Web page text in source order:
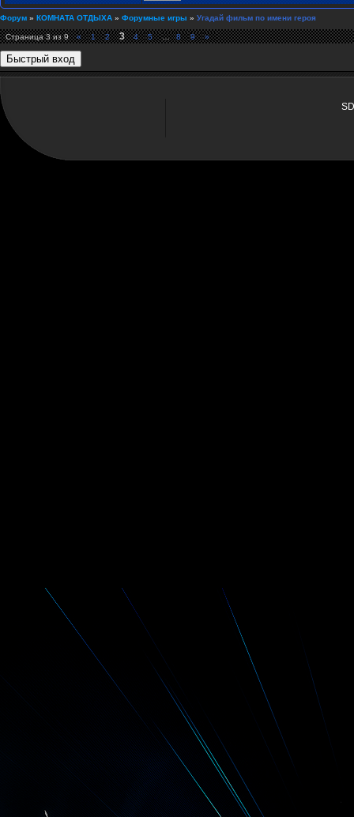
Форум » КОМНАТА ОТДЫХА » Форумные игры » Угадай фильм по имени героя
Страница3из9 « 1 2 3 4 5 … 8 9 »